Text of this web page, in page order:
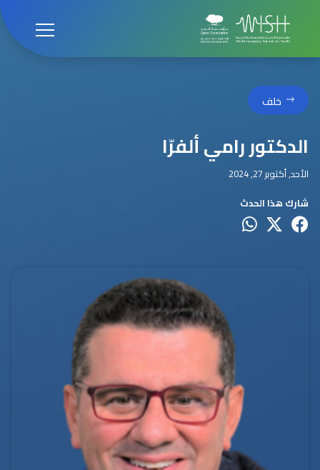
خلف
الدكتور رامي ألفرّا
الأحد, أكتوبر 27, 2024
شارك هذا الحدث